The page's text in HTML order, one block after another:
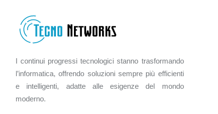
I continui progressi tecnologici stanno trasformando
l’informatica, offrendo soluzioni sempre più efficienti
e intelligenti, adatte alle esigenze del mondo
moderno.